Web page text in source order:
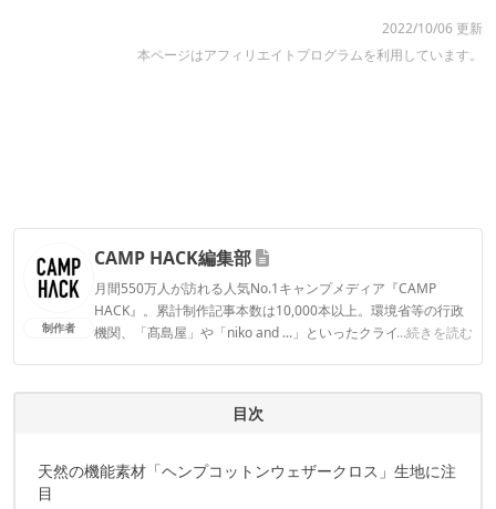
2022/10/06 更新
本ページはアフィリエイトプログラムを利用しています。
制作者
CAMP HACK編集部
月間550万人が訪れる人気No.1キャンプメディア『CAMP
HACK』。累計制作記事本数は10,000本以上。環境省等の行政
機関、「髙島屋」や「niko and ...」といったクライアントとの
...続きを読む
CAMP HACK編集部のプロフィール
目次
天然の機能素材「ヘンプコットンウェザークロス」生地に注
目